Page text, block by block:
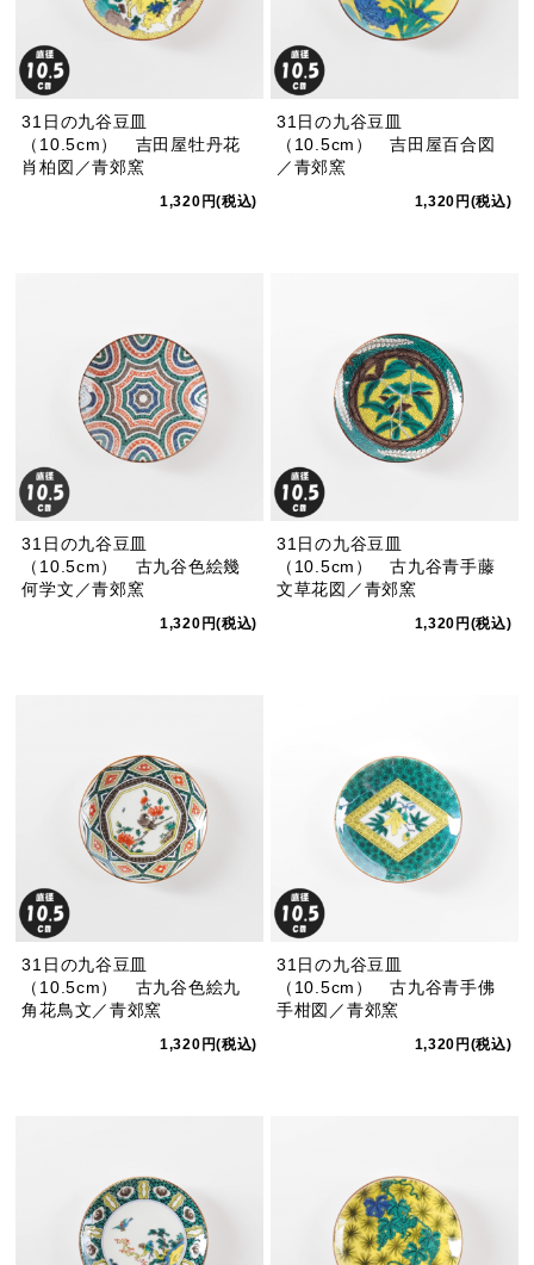
31日の九谷豆皿
（10.5cm） 吉田屋牡丹花
肖柏図／青郊窯
1,320円(税込)
31日の九谷豆皿
（10.5cm） 吉田屋百合図
／青郊窯
1,320円(税込)
31日の九谷豆皿
（10.5cm） 古九谷色絵幾
何学文／青郊窯
1,320円(税込)
31日の九谷豆皿
（10.5cm） 古九谷青手藤
文草花図／青郊窯
1,320円(税込)
31日の九谷豆皿
（10.5cm） 古九谷色絵九
角花鳥文／青郊窯
1,320円(税込)
31日の九谷豆皿
（10.5cm） 古九谷青手佛
手柑図／青郊窯
1,320円(税込)